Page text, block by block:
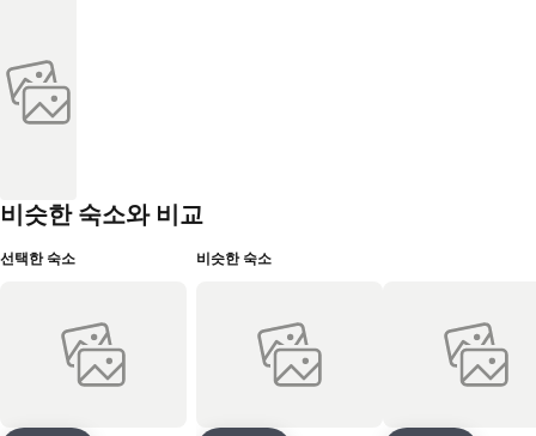
비슷한 숙소와 비교
선택한 숙소 비슷한 숙소